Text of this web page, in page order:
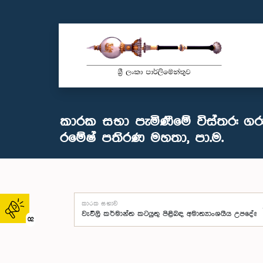
02
කාරක සභා පැමිණීමේ විස්තර:
රමේෂ් පතිරණ මහතා, පා.ම.
කාරක සභාව